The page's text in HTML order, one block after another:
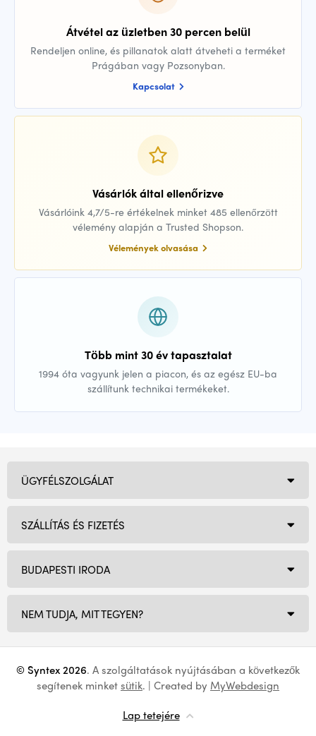
Átvétel az üzletben 30 percen belül
Rendeljen online, és pillanatok alatt átveheti a terméket
Prágában vagy Pozsonyban.
Kapcsolat
Vásárlók által ellenőrizve
Vásárlóink 4,7/5-re értékelnek minket 485 ellenőrzött
vélemény alapján a Trusted Shopson.
Vélemények olvasása
Több mint 30 év tapasztalat
1994 óta vagyunk jelen a piacon, és az egész EU-ba
szállítunk technikai termékeket.
BUDAPESTI IRODA
NEM TUDJA, MIT TEGYEN?
ÜGYFÉLSZOLGÁLAT
SZÁLLÍTÁS ÉS FIZETÉS
© Syntex 2026. A szolgáltatások nyújtásában a következők
segítenek minketsütik. | Created by MyWebdesign
Lap tetejére